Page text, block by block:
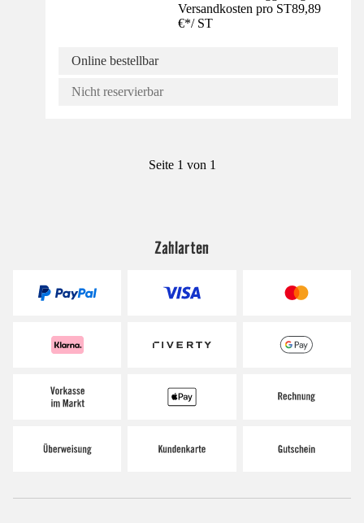
Versandkosten pro ST89,89
€*/ ST
Online bestellbar
Nicht reservierbar
Seite 1 von 1
Zahlarten